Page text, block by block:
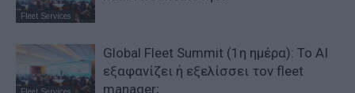
Fleet Services
Global Fleet Summit (1η ημέρα): Το ΑΙ
εξαφανίζει ή εξελίσσει τον fleet
manager;